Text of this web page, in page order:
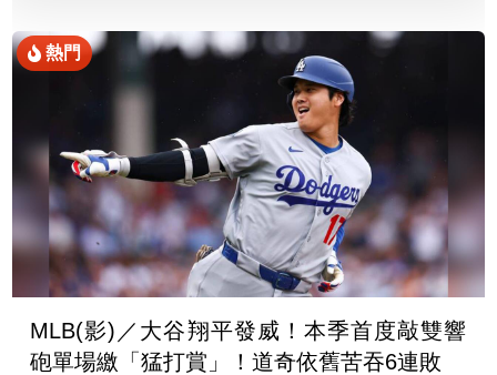
熱門
MLB(影)／大谷翔平發威！本季首度敲雙響
砲單場繳「猛打賞」！道奇依舊苦吞6連敗